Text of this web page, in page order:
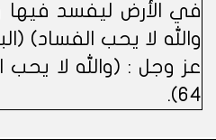
في الأرض ليفسد فيها
عز وجل : (والله لا يحب
64).